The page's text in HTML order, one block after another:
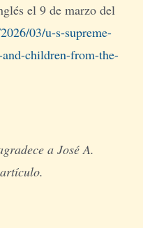
el 9 de marzo del
03/u-s-supreme-
children-from-the-
a José A.